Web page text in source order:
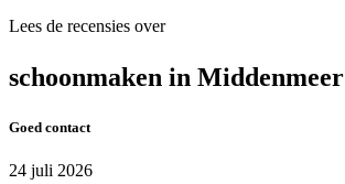
Lees de recensies over
schoonmaken in Middenmeer
Goed contact
24 juli 2026